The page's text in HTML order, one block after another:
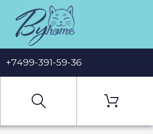
+7499-391-59-36